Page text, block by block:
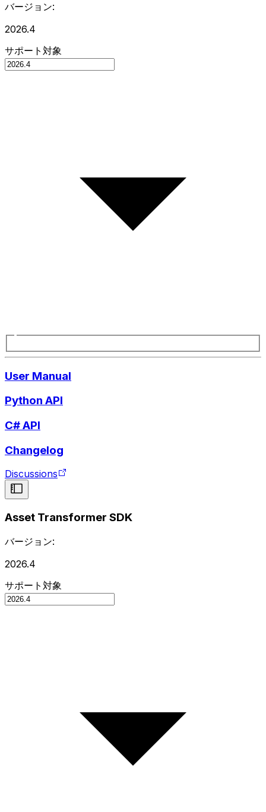
バージョン:
2026.4
サポート対象
User Manual
Python API
C# API
Changelog
Discussions
Asset Transformer SDK
バージョン:
2026.4
サポート対象